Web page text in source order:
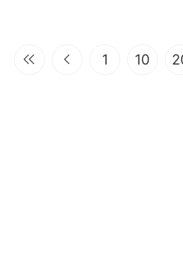
1 10